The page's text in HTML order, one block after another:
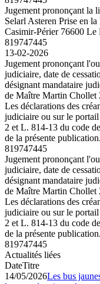
Jugement prononçant la
Selarl Asteren Prise en
Casimir-Périer 76600 Le
819747445
13-02-2026
Jugement prononçant
judiciaire, date de
désignant mandataire
de Maître Martin Chollet
Les déclarations des
judiciaire ou sur le
2 et L. 814-13 du code
de la présente publication.
819747445
Jugement prononçant
judiciaire, date de
désignant mandataire
de Maître Martin Chollet
Les déclarations des
judiciaire ou sur le
2 et L. 814-13 du code
de la présente publication.
819747445
Actualités liées
DateTitre
14/05/2026Les bus